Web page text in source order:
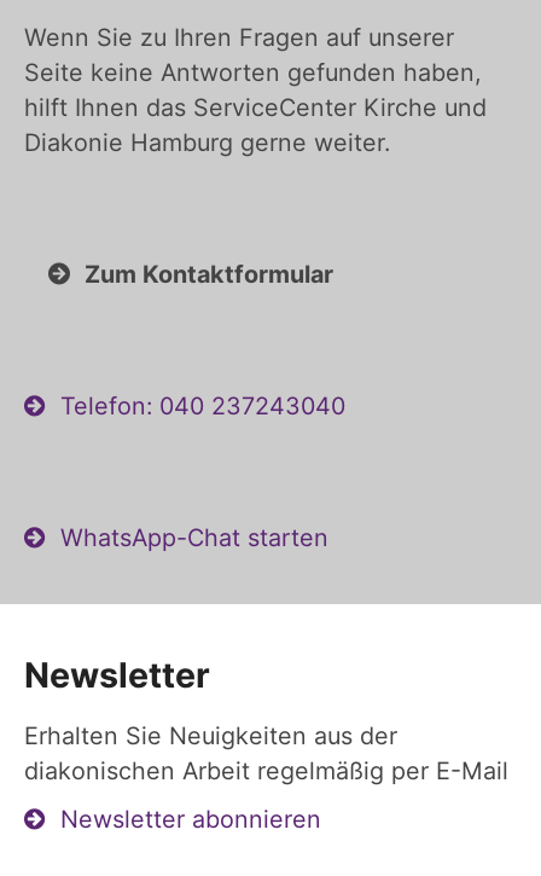
Wenn Sie zu Ihren Fragen auf unserer
Seite keine Antworten gefunden haben,
hilft Ihnen das ServiceCenter Kirche und
Diakonie Hamburg gerne weiter.
Zum Kontaktformular
Telefon: 040 237243040
WhatsApp-Chat starten
Newsletter
Erhalten Sie Neuigkeiten aus der
diakonischen Arbeit regelmäßig per E-Mail
Newsletter abonnieren